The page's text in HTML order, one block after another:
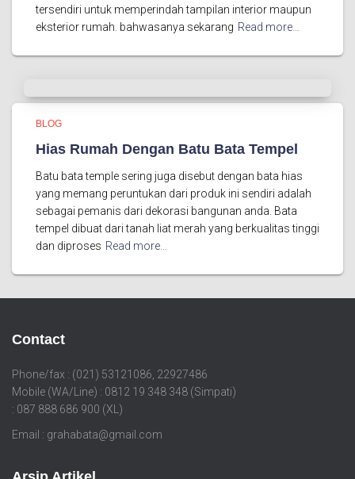
tersendiri untuk memperindah tampilan interior maupun
eksterior rumah. bahwasanya sekarang Read more…
BLOG
Hias Rumah Dengan Batu Bata Tempel
Batu bata temple sering juga disebut dengan bata hias
yang memang peruntukan dari produk ini sendiri adalah
sebagai pemanis dari dekorasi bangunan anda. Bata
tempel dibuat dari tanah liat merah yang berkualitas tinggi
dan diproses Read more…
Contact
Phone/fax : (021) 53121086, 22927486
Mobile (WA/Line) : 0812 19 348 348 (Simpati)
: 087 888 686 900 (XL)
Email : grahabata@gmail.com